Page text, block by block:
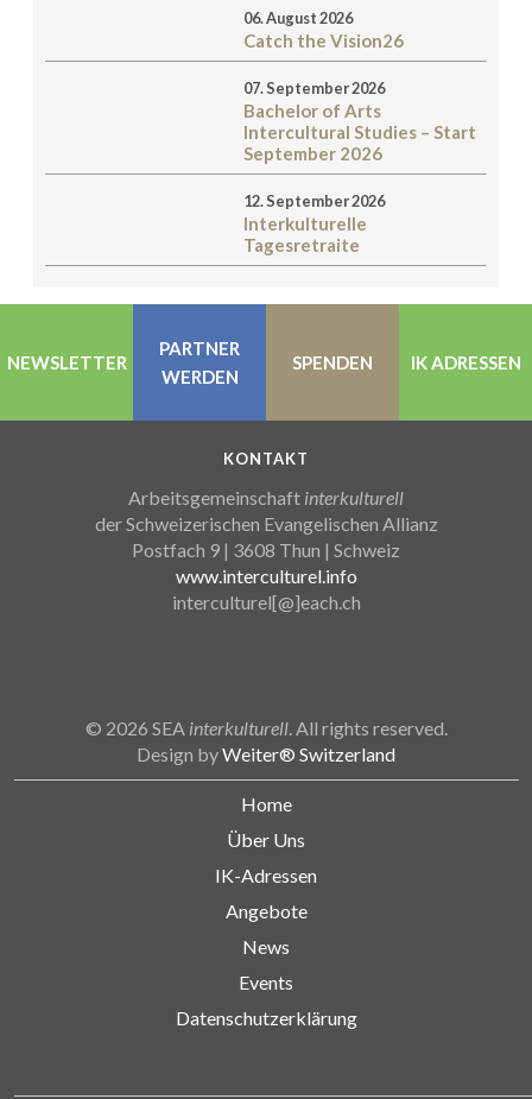
06. August 2026
Catch the Vision26
07. September 2026
Bachelor of Arts
Intercultural Studies – Start
September 2026
12. September 2026
Interkulturelle
Tagesretraite
NEWSLETTER
PARTNER
WERDEN
SPENDEN IK ADRESSEN
KONTAKT
Arbeitsgemeinschaft interkulturell
der Schweizerischen Evangelischen Allianz
Postfach 9 | 3608 Thun | Schweiz
www.interculturel.info
interculturel[@]each.ch
© 2026 SEA interkulturell. All rights reserved.
Design byWeiter® Switzerland
Home
Über Uns
IK-Adressen
Angebote
News
Events
Datenschutzerklärung